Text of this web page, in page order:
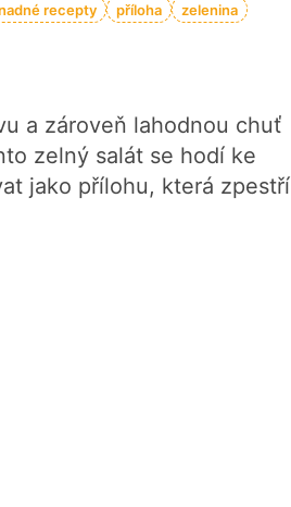
recepty příloha zelenina
a zároveň lahodnou chuť
zelný salát se hodí ke
jako přílohu, která zpestří